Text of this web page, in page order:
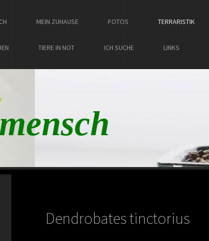
MEIN ZUHAUSE FOTOS TERRARISTIK
TIERE IN NOT ICH SUCHE LINKS
Dendrobates tinctorius